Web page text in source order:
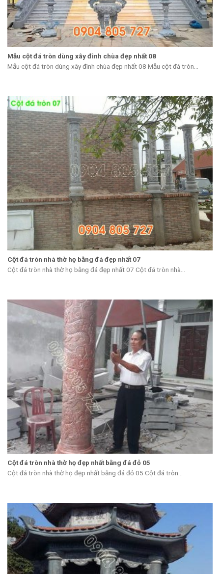
Mẫu cột đá tròn dùng xây đình chùa đẹp nhất 08
Mẫu cột đá tròn dùng xây đình chùa đẹp nhất 08 Mẫu cột đá tròn...
Cột đá tròn nhà thờ họ bằng đá đẹp nhất 07
Cột đá tròn nhà thờ họ bằng đá đẹp nhất 07 Cột đá tròn nhà...
Cột đá tròn nhà thờ họ đẹp nhất bằng đá đỏ 05
Cột đá tròn nhà thờ họ đẹp nhất bằng đá đỏ 05 Cột đá tròn...